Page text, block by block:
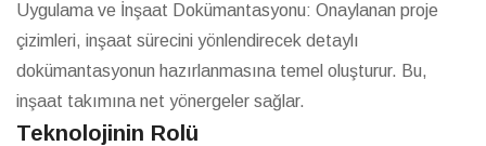
Uygulama ve İnşaat Dokümantasyonu: Onaylanan proje
çizimleri, inşaat sürecini yönlendirecek detaylı
dokümantasyonun hazırlanmasına temel oluşturur. Bu,
inşaat takımına net yönergeler sağlar.
Teknolojinin Rolü